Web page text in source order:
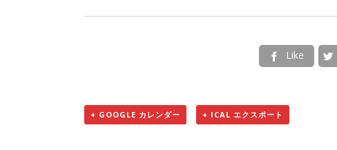
 Like 
+ GOOGLE カレンダー + ICAL エクスポート